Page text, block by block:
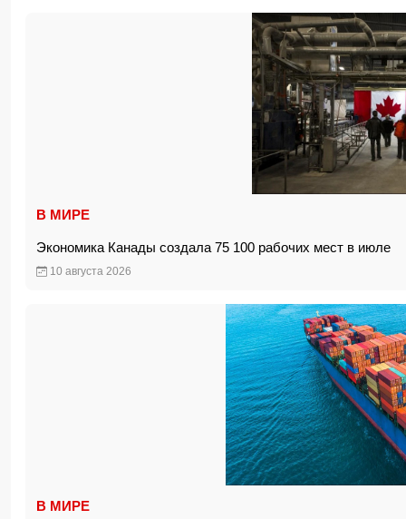
В МИРЕ
Экономика Канады создала 75 100 рабочих мест в июле
10 августа 2026
В МИРЕ